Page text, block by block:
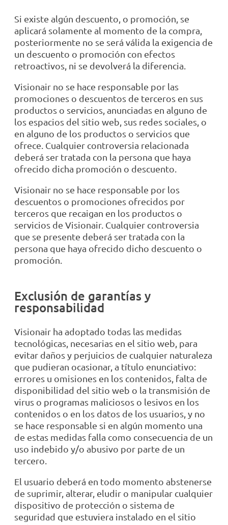
Si existe algún descuento, o promoción, se
aplicará solamente al momento de la compra,
posteriormente no se será válida la exigencia de
un descuento o promoción con efectos
retroactivos, ni se devolverá la diferencia.
Visionair no se hace responsable por las
promociones o descuentos de terceros en sus
productos o servicios, anunciadas en alguno de
los espacios del sitio web, sus redes sociales, o
en alguno de los productos o servicios que
ofrece. Cualquier controversia relacionada
deberá ser tratada con la persona que haya
ofrecido dicha promoción o descuento.
Visionair no se hace responsable por los
descuentos o promociones ofrecidos por
terceros que recaigan en los productos o
servicios de Visionair. Cualquier controversia
que se presente deberá ser tratada con la
persona que haya ofrecido dicho descuento o
promoción.
Exclusión de garantías y
responsabilidad
Visionair ha adoptado todas las medidas
tecnológicas, necesarias en el sitio web, para
evitar daños y perjuicios de cualquier naturaleza
que pudieran ocasionar, a título enunciativo:
errores u omisiones en los contenidos, falta de
disponibilidad del sitio web o la transmisión de
virus o programas maliciosos o lesivos en los
contenidos o en los datos de los usuarios, y no
se hace responsable si en algún momento una
de estas medidas falla como consecuencia de un
uso indebido y/o abusivo por parte de un
tercero.
El usuario deberá en todo momento abstenerse
de suprimir, alterar, eludir o manipular cualquier
dispositivo de protección o sistema de
seguridad que estuviera instalado en el sitio